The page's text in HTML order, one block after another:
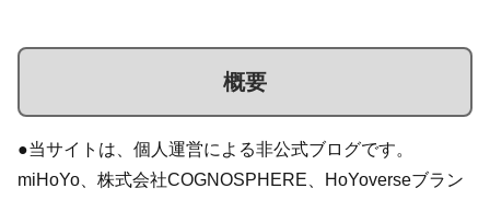
概要
●当サイトは、個人運営による非公式ブログです。
miHoYo、株式会社COGNOSPHERE、HoYoverseブラン